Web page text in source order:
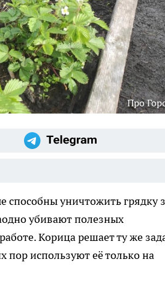
Про
уничтожить грядку
убивают полезных
Корица решает ту же
используют её только на